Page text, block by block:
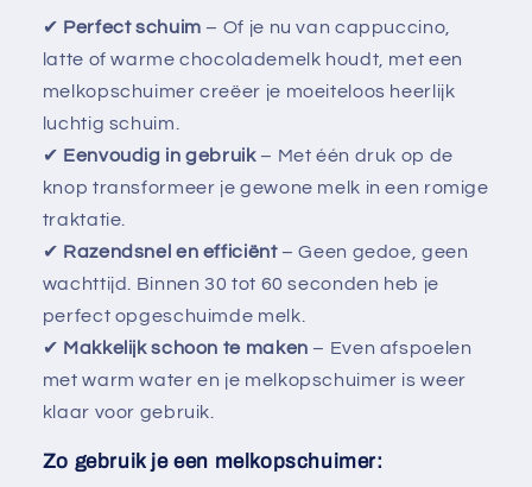
✔ Perfect schuim – Of je nu van cappuccino,
latte of warme chocolademelk houdt, met een
melkopschuimer creëer je moeiteloos heerlijk
luchtig schuim.
✔ Eenvoudig in gebruik– Met één druk op de
knop transformeer je gewone melk in een romige
traktatie.
✔ Razendsnel en efficiënt– Geen gedoe, geen
wachttijd. Binnen 30 tot 60 seconden heb je
perfect opgeschuimde melk.
✔ Makkelijk schoon te maken – Even afspoelen
met warm water en je melkopschuimer is weer
klaar voor gebruik.
Zo gebruik je een melkopschuimer: